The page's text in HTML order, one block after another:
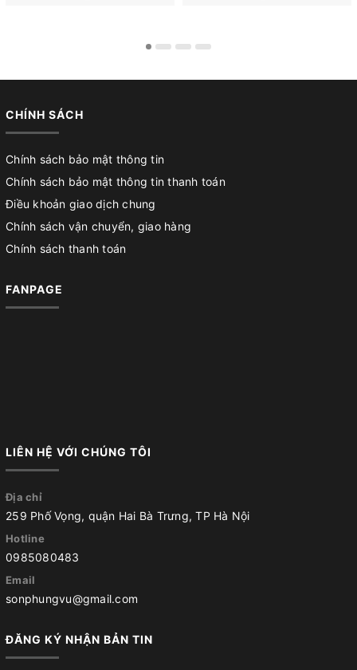
CHÍNH SÁCH
Chính sách bảo mật thông tin
Chính sách bảo mật thông tin thanh toán
Điều khoản giao dịch chung
Chính sách vận chuyển, giao hàng
Chính sách thanh toán
FANPAGE
LIÊN HỆ VỚI CHÚNG TÔI
Địa chỉ
259 Phố Vọng, quận Hai Bà Trưng, TP Hà Nội
Hotline
0985080483
Email
sonphungvu@gmail.com
ĐĂNG KÝ NHẬN BẢN TIN